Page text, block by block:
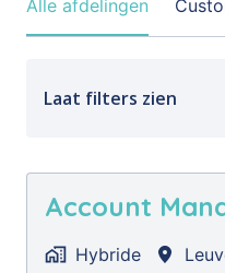
Alle afdelingen
Laat filters zien
Account
Hybride